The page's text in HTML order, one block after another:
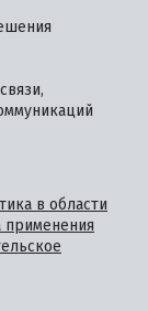
в области
применения